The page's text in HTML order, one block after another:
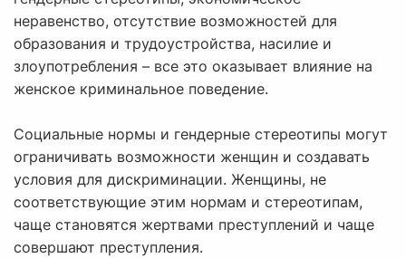
неравенство, отсутствие возможностей для
образования и трудоустройства, насилие и
злоупотребления – все это оказывает влияние на
женское криминальное поведение.
Социальные нормы и гендерные стереотипы могут
ограничивать возможности женщин и создавать
условия для дискриминации. Женщины, не
соответствующие этим нормам и стереотипам,
чаще становятся жертвами преступлений и чаще
совершают преступления.